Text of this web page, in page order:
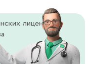
лицензий и